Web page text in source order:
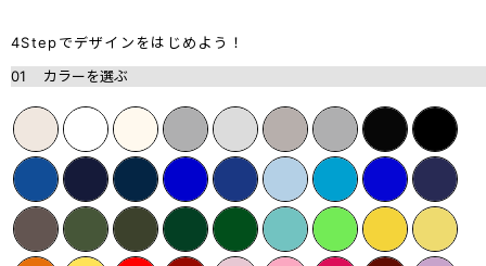
4Stepでデザインをはじめよう！
01
カラーを選ぶ